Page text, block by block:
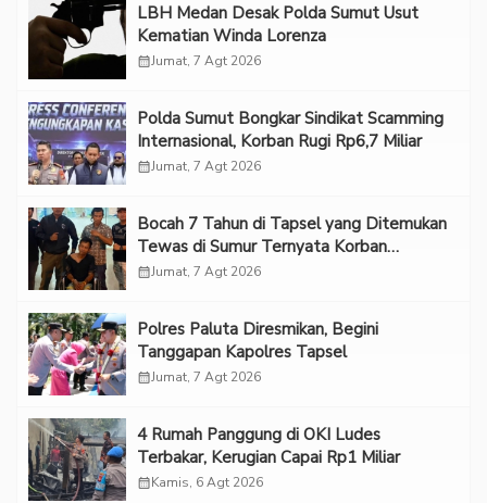
LBH Medan Desak Polda Sumut Usut
Kematian Winda Lorenza
calendar_monthJumat, 7 Agt 2026
Polda Sumut Bongkar Sindikat Scamming
Internasional, Korban Rugi Rp6,7 Miliar
calendar_monthJumat, 7 Agt 2026
Bocah 7 Tahun di Tapsel yang Ditemukan
Tewas di Sumur Ternyata Korban
Kekerasan Seksual
calendar_monthJumat, 7 Agt 2026
Polres Paluta Diresmikan, Begini
Tanggapan Kapolres Tapsel
calendar_monthJumat, 7 Agt 2026
‎4 Rumah Panggung di OKI Ludes
Terbakar, Kerugian Capai Rp1 Miliar
calendar_monthKamis, 6 Agt 2026